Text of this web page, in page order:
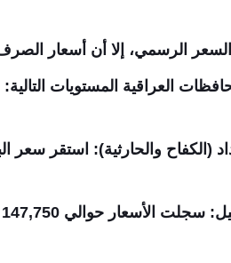
الرسمي، إلا أن أسعار
العراقية المستويات التالية:
والحارثية): استقر سعر البيع عند حدود 147,500
حوالي 147,750 دينار لكل 100 دولار.